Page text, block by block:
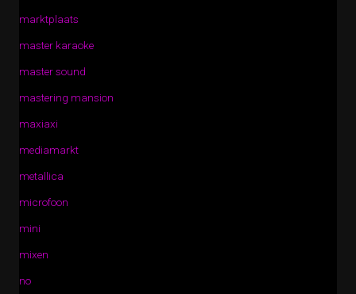
marktplaats
master karaoke
master sound
mastering mansion
maxiaxi
mediamarkt
metallica
microfoon
mini
mixen
no